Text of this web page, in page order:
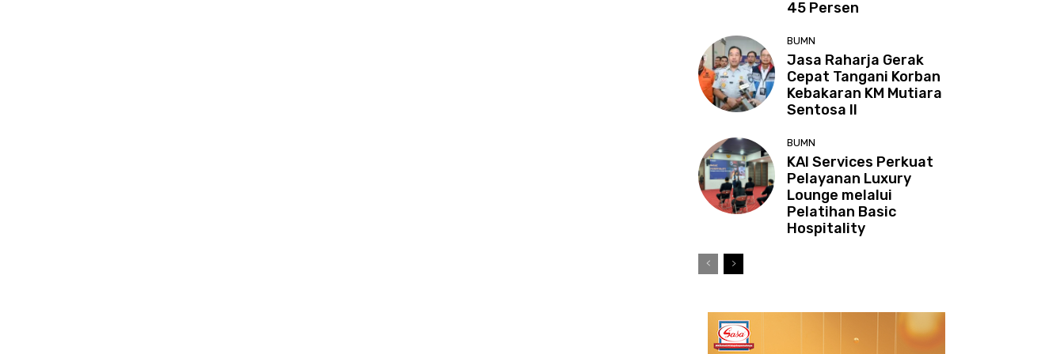
45 Persen
BUMN
Jasa Raharja Gerak
Cepat Tangani Korban
Kebakaran KM Mutiara
Sentosa II
BUMN
KAI Services Perkuat
Pelayanan Luxury
Lounge melalui
Pelatihan Basic
Hospitality